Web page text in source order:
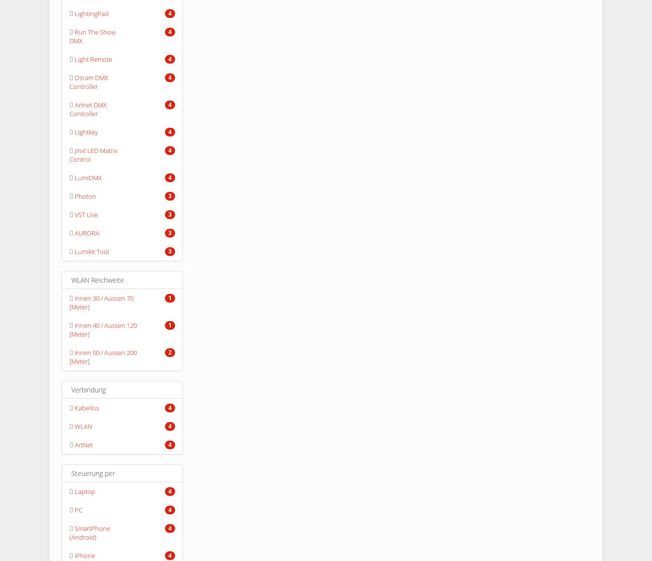
4
LightingPad
4
Run The Show
DMX
4
Light Remote
4
Osram DMX
Controller
4
Artnet DMX
Controller
4
Lightkey
4
Jinx! LED Matrix
Control
4
LumiDMX
3
Photon
3
VST Live
3
AURORA
3
Lumikit Tool
WLAN Reichweite
1
Innen 30 / Aussen 70
[Meter]
1
Innen 40 / Aussen 120
[Meter]
2
Innen 50 / Aussen 200
[Meter]
Verbindung
4
Kabellos
4
WLAN
4
ArtNet
Steuerung per
4
Laptop
4
PC
4
SmartPhone
(Android)
4
iPhone